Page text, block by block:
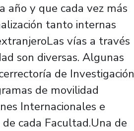
año y que cada vez más
tanto internas
vías a través
son diversas. Algunas
de Investigación
de movilidad
Internacionales e
cada Facultad.Una de